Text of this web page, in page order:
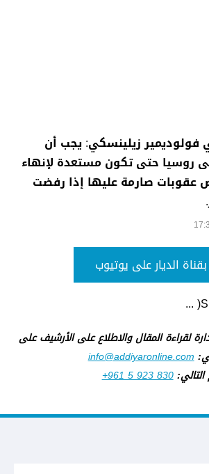
فولوديمير زيلينسكي: يجب أن
روسيا حتى تكون مستعدة لإنهاء
عقوبات صارمة عليها إذا رفضت
الديار على يوتيوب
لقراءة المقال والاطلاع على الأرشيف على
info@addiyaronline.com
التالي:+961 5 923 830